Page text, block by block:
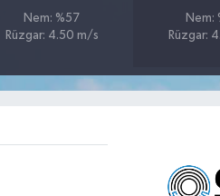
Nem: %57
Rüzgar: 4.50 m/s
Nem:
Rüzgar: